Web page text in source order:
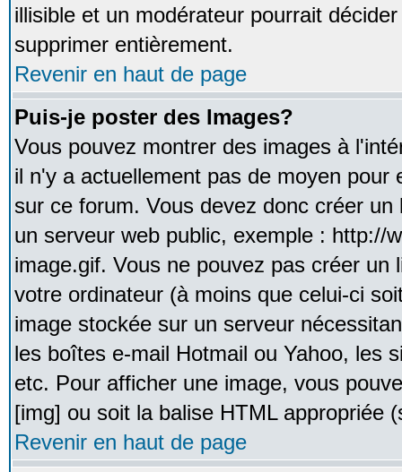
illisible et un modérateur pourrait
supprimer entièrement.
Revenir en haut de page
Puis-je poster des Images?
Vous pouvez montrer des images à
il n'y a actuellement pas de moyen pour
sur ce forum. Vous devez donc créer
un serveur web public, exemple : http://
image.gif. Vous ne pouvez pas créer un
votre ordinateur (à moins que celui-ci
image stockée sur un serveur
les boîtes e-mail Hotmail ou Yahoo, les
etc. Pour afficher une image, vous
[img] ou soit la balise HTML appropriée
Revenir en haut de page